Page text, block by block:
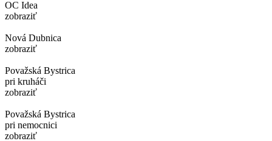
OC Idea
zobraziť
Nová Dubnica
zobraziť
Považská Bystrica
pri kruháči
zobraziť
Považská Bystrica
pri nemocnici
zobraziť